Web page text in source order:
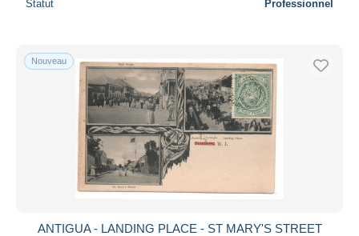
Statut Professionnel
Nouveau
ANTIGUA - LANDING PLACE - ST MARY'S STREET